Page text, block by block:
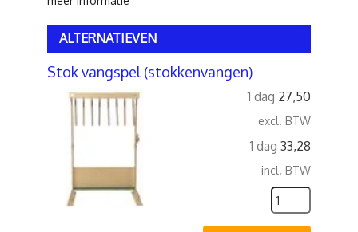
ALTERNATIEVEN
Stok vangspel (stokkenvangen)
1 dag 27,50
excl. BTW
1 dag 33,28
incl. BTW